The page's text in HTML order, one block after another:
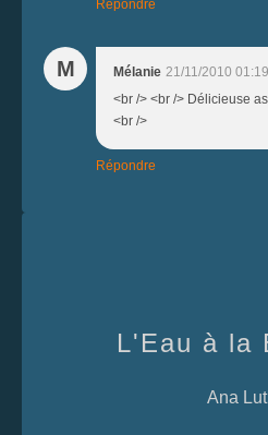
Répondre
M Mélanie 21/11/2010 01:19
<br /> <br /> Délicieuse
<br />
Répondre
L'Eau à la
Ana